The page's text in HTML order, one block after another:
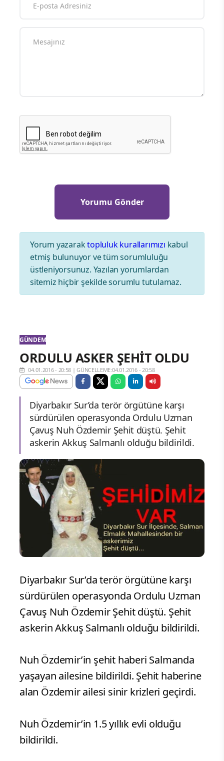
Yorum yazaraktopluluk kurallarımızı kabul
etmiş bulunuyor ve tüm sorumluluğu
üstleniyorsunuz. Yazılan yorumlardan
sitemiz hiçbir şekilde sorumlu tutulamaz.
GÜNDEM
ORDULU ASKER ŞEHİT OLDU
04.01.2016 - 20:58 |GÜNCELLEME:04.01.2016 - 20:58
Diyarbakır Sur’da terör örgütüne karşı
sürdürülen operasyonda Ordulu Uzman
Çavuş Nuh Özdemir Şehit düştü. Şehit
askerin Akkuş Salmanlı olduğu bildirildi.
Diyarbakır Sur’da terör örgütüne karşı
sürdürülen operasyonda Ordulu Uzman
Çavuş Nuh Özdemir Şehit düştü. Şehit
askerin Akkuş Salmanlı olduğu bildirildi.
Nuh Özdemir’in şehit haberi Salmanda
yaşayan ailesine bildirildi. Şehit haberine
alan Özdemir ailesi sinir krizleri geçirdi.
Nuh Özdemir’in 1.5 yıllık evli olduğu
bildirildi.